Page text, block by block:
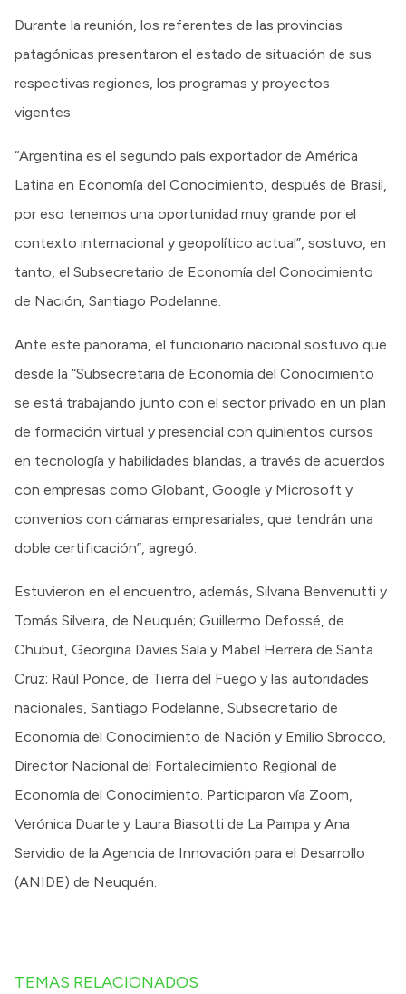
Durante la reunión, los referentes de las provincias
patagónicas presentaron el estado de situación de sus
respectivas regiones, los programas y proyectos
vigentes.
“Argentina es el segundo país exportador de América
Latina en Economía del Conocimiento, después de Brasil,
por eso tenemos una oportunidad muy grande por el
contexto internacional y geopolítico actual”, sostuvo, en
tanto, el Subsecretario de Economía del Conocimiento
de Nación, Santiago Podelanne.
Ante este panorama, el funcionario nacional sostuvo que
desde la “Subsecretaria de Economía del Conocimiento
se está trabajando junto con el sector privado en un plan
de formación virtual y presencial con quinientos cursos
en tecnología y habilidades blandas, a través de acuerdos
con empresas como Globant, Google y Microsoft y
convenios con cámaras empresariales, que tendrán una
doble certificación”, agregó.
Estuvieron en el encuentro, además, Silvana Benvenutti y
Tomás Silveira, de Neuquén; Guillermo Defossé, de
Chubut, Georgina Davies Sala y Mabel Herrera de Santa
Cruz; Raúl Ponce, de Tierra del Fuego y las autoridades
nacionales, Santiago Podelanne, Subsecretario de
Economía del Conocimiento de Nación y Emilio Sbrocco,
Director Nacional del Fortalecimiento Regional de
Economía del Conocimiento. Participaron vía Zoom,
Verónica Duarte y Laura Biasotti de La Pampa y Ana
Servidio de la Agencia de Innovación para el Desarrollo
(ANIDE) de Neuquén.
TEMAS RELACIONADOS